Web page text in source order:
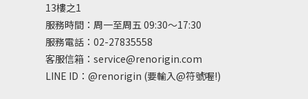
13樓之1
服務時間：周一至周五 09:30～17:30
服務電話：02-27835558
客服信箱：service@renorigin.com
LINE ID： @renorigin (要輸入@符號喔!)